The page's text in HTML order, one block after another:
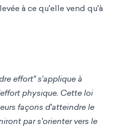
à ce qu'elle vend qu'à
effort" s'applique à
physique. Cette loi
façons d'atteindre le
par s'orienter vers le